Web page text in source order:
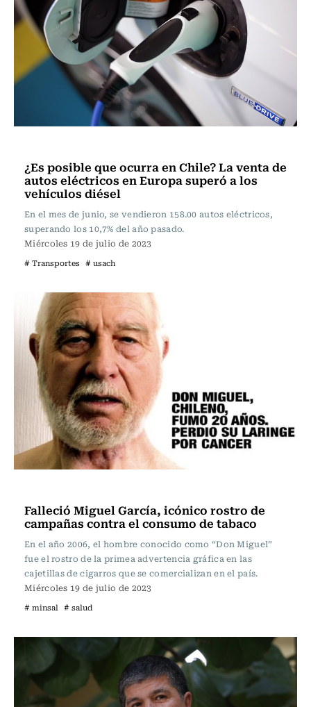
¿Es posible que ocurra en Chile? La venta de
autos eléctricos en Europa superó a los
vehículos diésel
En el mes de junio, se vendieron 158.00 autos eléctricos,
superando los 10,7% del año pasado.
Miércoles 19 de julio de 2023
# Transportes # usach
Falleció Miguel García, icónico rostro de
campañas contra el consumo de tabaco
En el año 2006, el hombre conocido como “Don Miguel”
fue el rostro de la primea advertencia gráfica en las
cajetillas de cigarros que se comercializan en el país.
Miércoles 19 de julio de 2023
# minsal # salud